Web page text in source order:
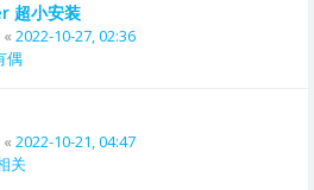
超小安装
« 2022-10-27, 02:36
偶
« 2022-10-21, 04:47
关